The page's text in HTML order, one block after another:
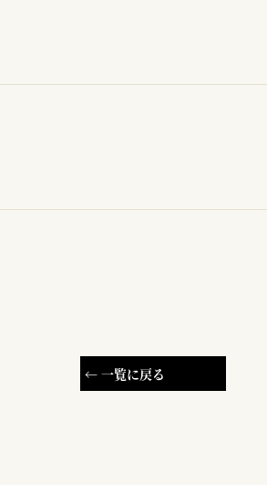
← 一覧に戻る